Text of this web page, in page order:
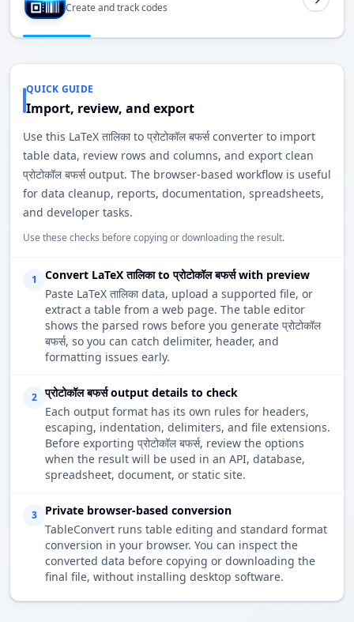
Create and track codes
QUICK GUIDE
Import, review, and export
Use this LaTeX तालिका to प्रोटोकॉल बफर्स converter to import
table data, review rows and columns, and export clean
प्रोटोकॉल बफर्स output. The browser-based workflow is useful
for data cleanup, reports, documentation, spreadsheets,
and developer tasks.
Use these checks before copying or downloading the result.
1
Convert LaTeX तालिका to प्रोटोकॉल बफर्स with preview
Paste LaTeX तालिका data, upload a supported file, or
extract a table from a web page. The table editor
shows the parsed rows before you generate प्रोटोकॉल
बफर्स, so you can catch delimiter, header, and
formatting issues early.
2
प्रोटोकॉल बफर्स output details to check
Each output format has its own rules for headers,
escaping, indentation, delimiters, and file extensions.
Before exporting प्रोटोकॉल बफर्स, review the options
when the result will be used in an API, database,
spreadsheet, document, or static site.
3
Private browser-based conversion
TableConvert runs table editing and standard format
conversion in your browser. You can inspect the
converted data before copying or downloading the
final file, without installing desktop software.